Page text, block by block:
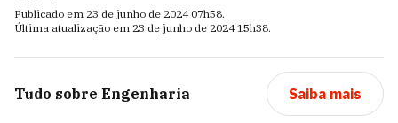
Publicado em 23 de junho de 2024 07h58.
Última atualização em 23 de junho de 2024 15h38.
Tudo sobre Engenharia Saiba mais